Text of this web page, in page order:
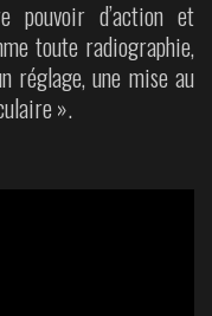
pouvoir d’action et
toute radiographie,
réglage, une mise au
».